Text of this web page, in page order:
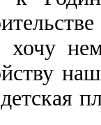
хочу